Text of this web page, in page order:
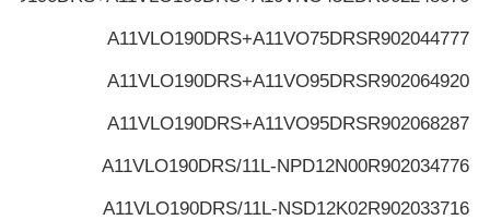
R902044777
A11VLO190DRS+A11VO75DRS
R902064920
A11VLO190DRS+A11VO95DRS
R902068287
A11VLO190DRS+A11VO95DRS
R902034776
A11VLO190DRS/11L-NPD12N00
R902033716
A11VLO190DRS/11L-NSD12K02